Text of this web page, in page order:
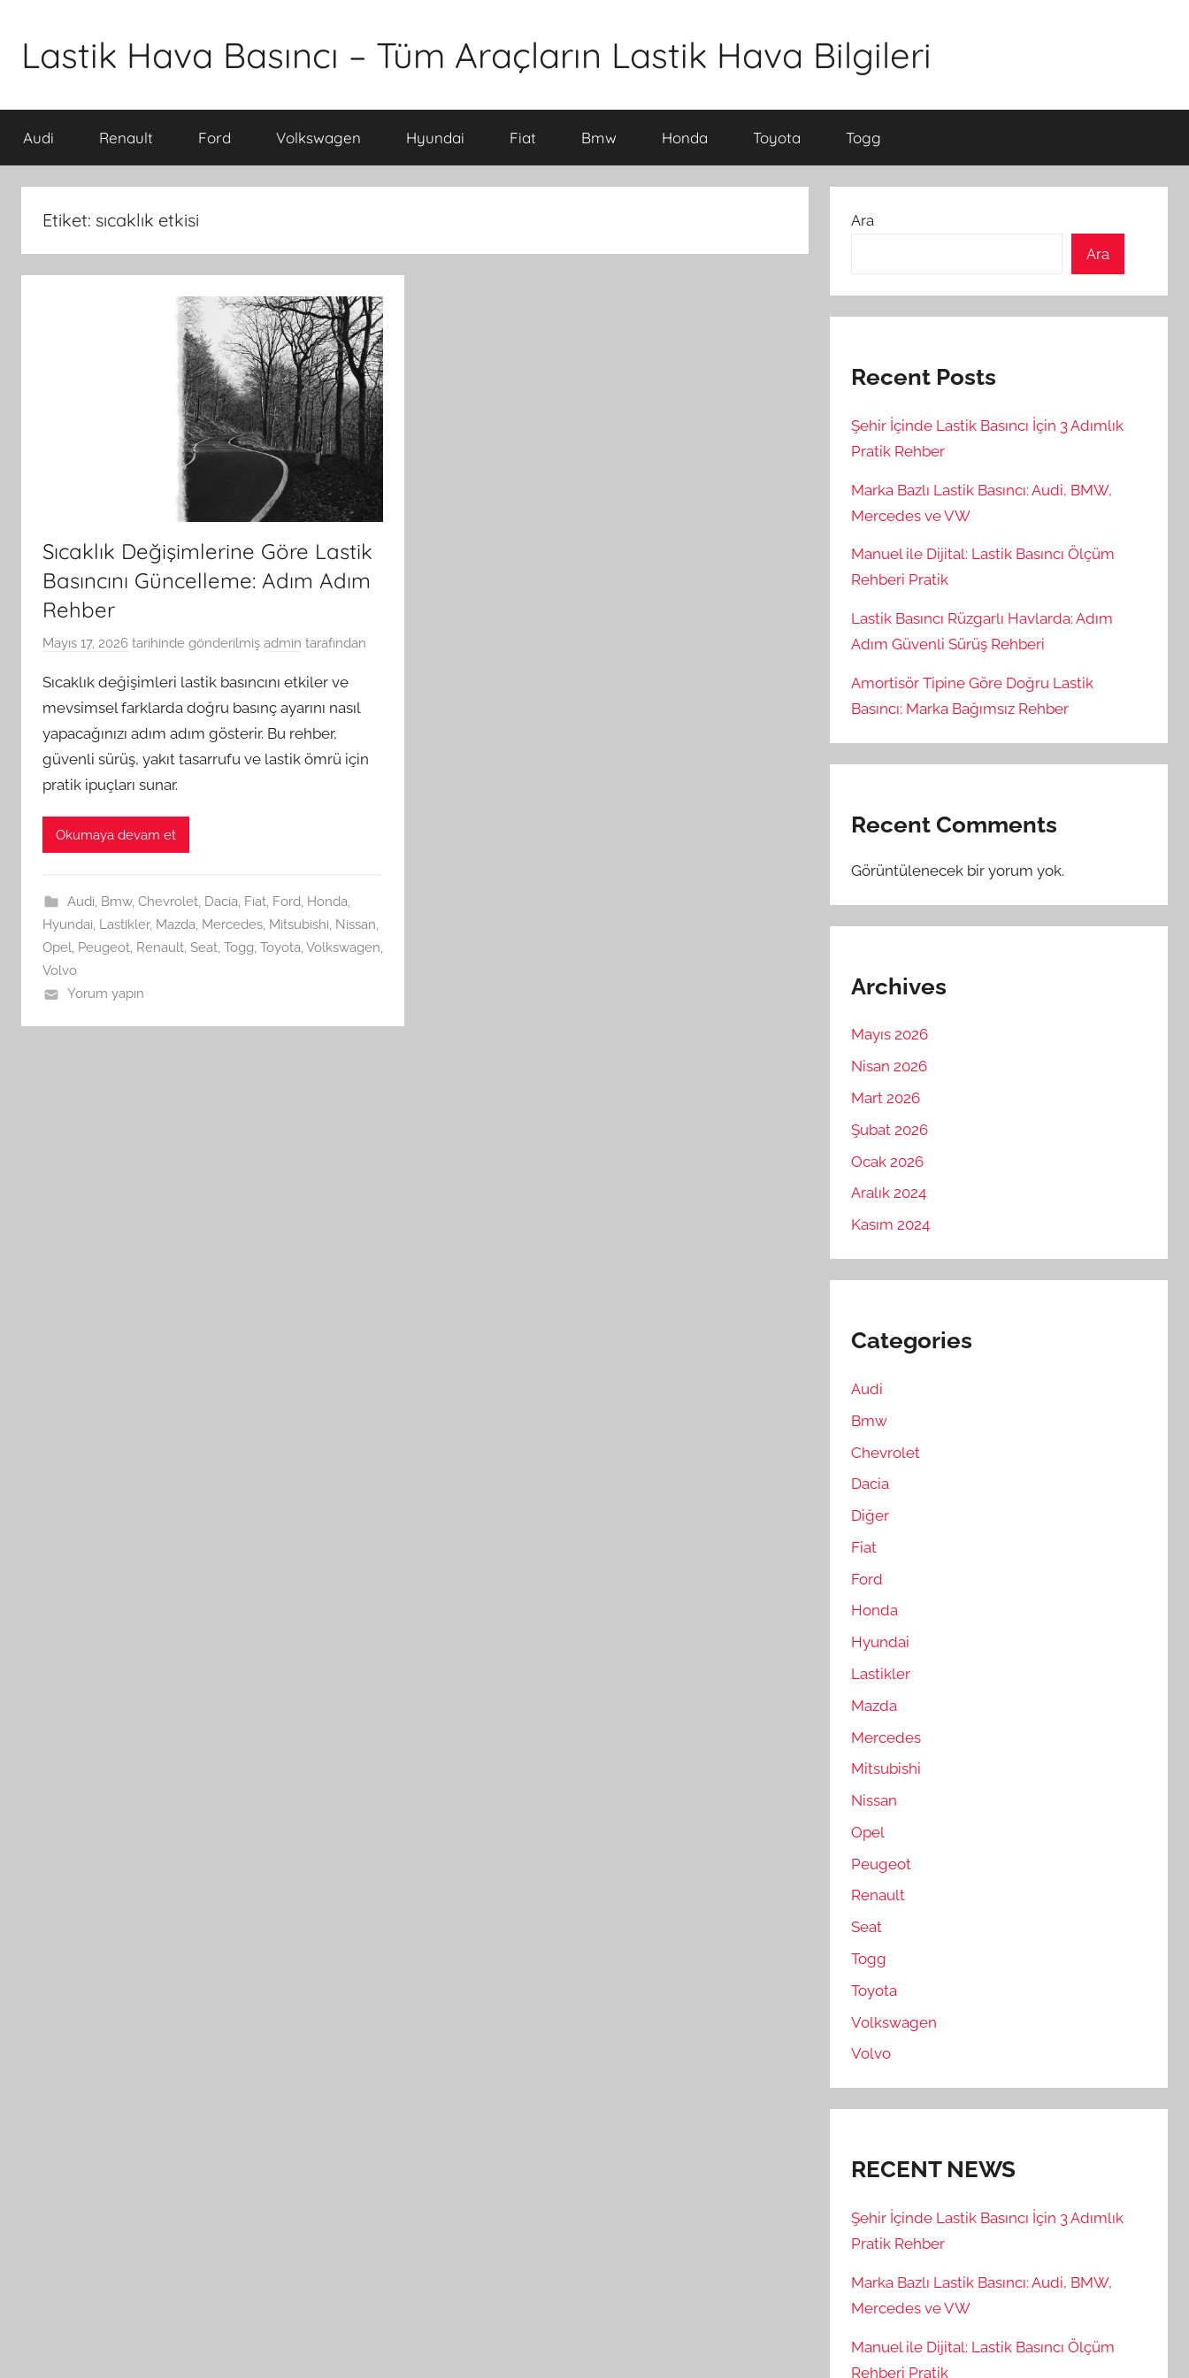
Lastik Hava Basıncı – Tüm Araçların Lastik Hava Bilgileri
Audi Renault Ford Volkswagen Hyundai Fiat Bmw Honda Toyota Togg
Etiket: sıcaklık etkisi
Sıcaklık Değişimlerine Göre Lastik
Basıncını Güncelleme: Adım Adım
Rehber
Mayıs 17, 2026 tarihinde gönderilmiş admin tarafından
Sıcaklık değişimleri lastik basıncını etkiler ve
mevsimsel farklarda doğru basınç ayarını nasıl
yapacağınızı adım adım gösterir. Bu rehber,
güvenli sürüş, yakıt tasarrufu ve lastik ömrü için
pratik ipuçları sunar.
Okumaya devam et
Audi, Bmw, Chevrolet, Dacia, Fiat, Ford, Honda,
Hyundai, Lastikler, Mazda, Mercedes, Mitsubishi, Nissan,
Opel, Peugeot, Renault, Seat, Togg, Toyota,Volkswagen,
Volvo
Yorum yapın
Ara
Ara
Recent Posts
Şehir İçinde Lastik Basıncı İçin 3 Adımlık
Pratik Rehber
Marka Bazlı Lastik Basıncı: Audi, BMW,
Mercedes ve VW
Manuel ile Dijital: Lastik Basıncı Ölçüm
Rehberi Pratik
Lastik Basıncı Rüzgarlı Havlarda: Adım
Adım Güvenli Sürüş Rehberi
Amortisör Tipine Göre Doğru Lastik
Basıncı: Marka Bağımsız Rehber
Recent Comments
Görüntülenecek bir yorum yok.
Archives
Mayıs 2026
Nisan 2026
Mart 2026
Şubat 2026
Ocak 2026
Aralık 2024
Kasım 2024
Categories
Audi
Bmw
Chevrolet
Dacia
Diğer
Fiat
Ford
Honda
Hyundai
Lastikler
Mazda
Mercedes
Mitsubishi
Nissan
Opel
Peugeot
Renault
Seat
Togg
Toyota
Volkswagen
Volvo
RECENT NEWS
Şehir İçinde Lastik Basıncı İçin 3 Adımlık
Pratik Rehber
Marka Bazlı Lastik Basıncı: Audi, BMW,
Mercedes ve VW
Manuel ile Dijital: Lastik Basıncı Ölçüm
Rehberi Pratik